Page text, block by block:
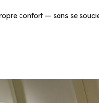
confort — sans se